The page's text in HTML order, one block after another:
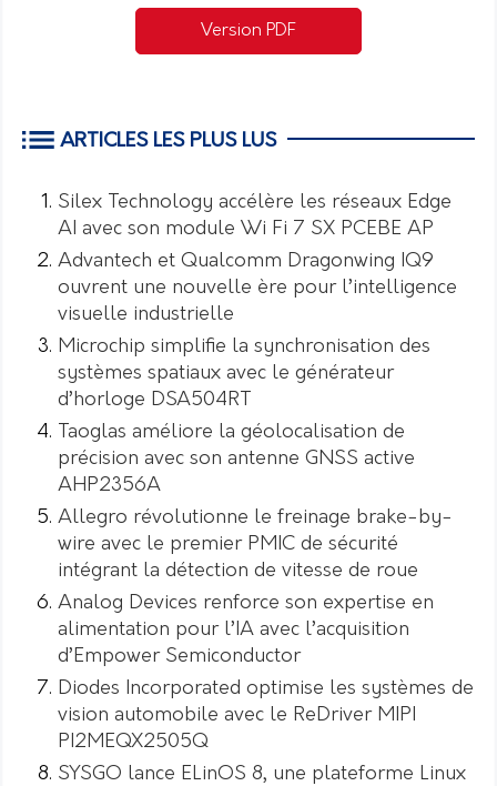
Version PDF
ARTICLES LES PLUS LUS
Silex Technology accélère les réseaux Edge
AI avec son module Wi Fi 7 SX PCEBE AP
Advantech et Qualcomm Dragonwing IQ9
ouvrent une nouvelle ère pour l’intelligence
visuelle industrielle
Microchip simplifie la synchronisation des
systèmes spatiaux avec le générateur
d’horloge DSA504RT
Taoglas améliore la géolocalisation de
précision avec son antenne GNSS active
AHP2356A
Allegro révolutionne le freinage brake-by-
wire avec le premier PMIC de sécurité
intégrant la détection de vitesse de roue
Analog Devices renforce son expertise en
alimentation pour l’IA avec l’acquisition
d’Empower Semiconductor
Diodes Incorporated optimise les systèmes de
vision automobile avec le ReDriver MIPI
PI2MEQX2505Q
SYSGO lance ELinOS 8, une plateforme Linux